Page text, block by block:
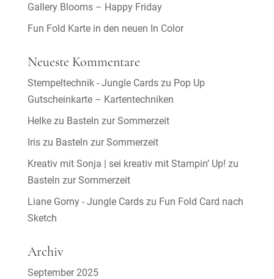
Gallery Blooms – Happy Friday
Fun Fold Karte in den neuen In Color
Neueste Kommentare
Stempeltechnik - Jungle Cardszu Pop Up
Gutscheinkarte – Kartentechniken
Helkezu Basteln zur Sommerzeit
Iriszu Basteln zur Sommerzeit
Kreativ mit Sonja | sei kreativ mit Stampin’ Up! zu
Basteln zur Sommerzeit
Liane Gorny - Jungle Cardszu Fun Fold Card nach
Sketch
Archiv
September 2025